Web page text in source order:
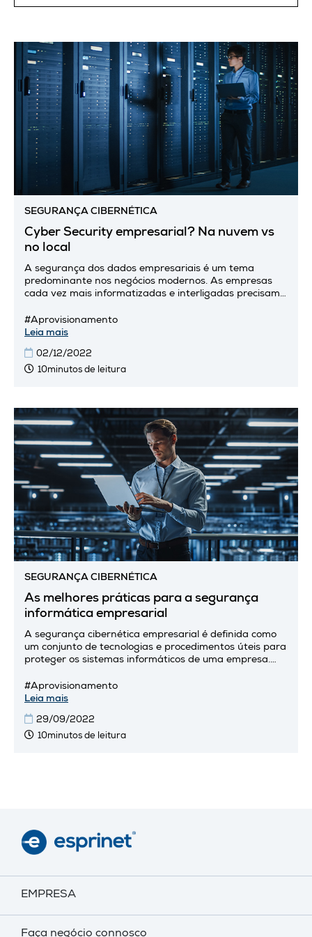
SEGURANÇA CIBERNÉTICA
Cyber Security empresarial? Na nuvem vs
no local
A segurança dos dados empresariais é um tema
predominante nos negócios modernos. As empresas
cada vez mais informatizadas e interligadas precisam
dispositivos móveis, sistemas...
#Aprovisionamento
Leia mais
02/12/2022
10minutos de leitura
SEGURANÇA CIBERNÉTICA
As melhores práticas para a segurança
informática empresarial
A segurança cibernética empresarial é definida como
um conjunto de tecnologias e procedimentos úteis para
proteger os sistemas informáticos de uma empresa.
objetivo garantir...
#Aprovisionamento
Leia mais
29/09/2022
10minutos de leitura
EMPRESA
Faça negócio connosco